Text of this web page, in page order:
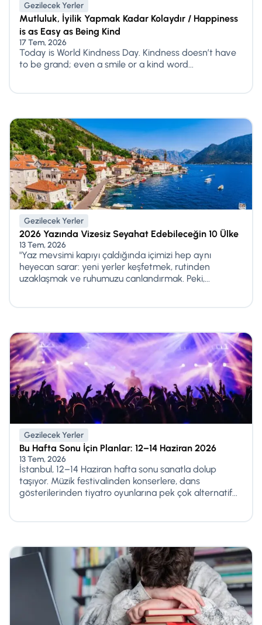
Gezilecek Yerler
Mutluluk, İyilik Yapmak Kadar Kolaydır / Happiness
is as Easy as Being Kind
17 Tem, 2026
Today is World Kindness Day. Kindness doesn’t have
to be grand; even a smile or a kind word...
Gezilecek Yerler
2026 Yazında Vizesiz Seyahat Edebileceğin 10 Ülke
13 Tem, 2026
"Yaz mevsimi kapıyı çaldığında içimizi hep aynı
heyecan sarar: yeni yerler keşfetmek, rutinden
uzaklaşmak ve ruhumuzu canlandırmak. Peki,...
Gezilecek Yerler
Bu Hafta Sonu İçin Planlar: 12–14 Haziran 2026
13 Tem, 2026
İstanbul, 12–14 Haziran hafta sonu sanatla dolup
taşıyor. Müzik festivalinden konserlere, dans
gösterilerinden tiyatro oyunlarına pek çok alternatif...